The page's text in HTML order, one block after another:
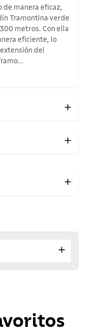
de manera eficaz,
Tramontina verde
metros. Con ella
eficiente, lo
del